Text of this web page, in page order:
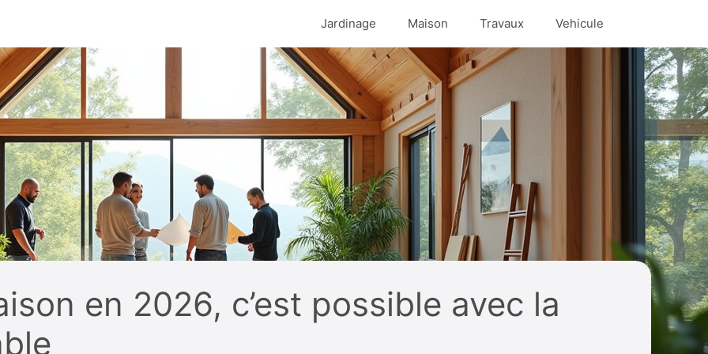
Jardinage Maison Travaux Vehicule
en 2026, c’est possible avec la